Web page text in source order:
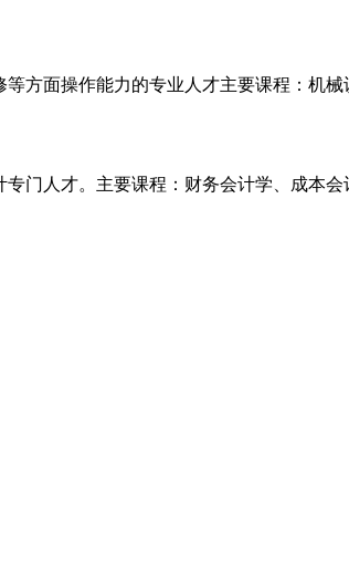
方面操作能力的专业人才主要课程：机
门人才。主要课程：财务会计学、成本